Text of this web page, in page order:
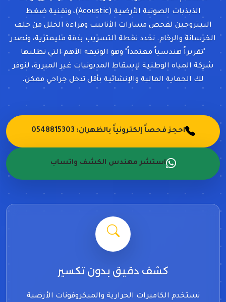
نستخدم أحدث الكاميرات الحرارية الألمانية، وميكروفونات
الذبذبات الصوتية الأرضية (Acoustic)، وتقنية ضغط
النيتروجين لفحص مسارات الأنابيب وقراءة الخلل من خلف
الخرسانة والرخام. نحدد نقطة التسريب بدقة مليمترية، ونصدر
"تقريراً هندسياً معتمداً" وهو الوثيقة الأهم التي تطلبها
شركة المياه الوطنية لإسقاط المديونيات غير المبررة، لنوفر
لك الحماية المالية والإنشائية بأقل تدخل جراحي ممكن.
كشف دقيق بدون تكسير